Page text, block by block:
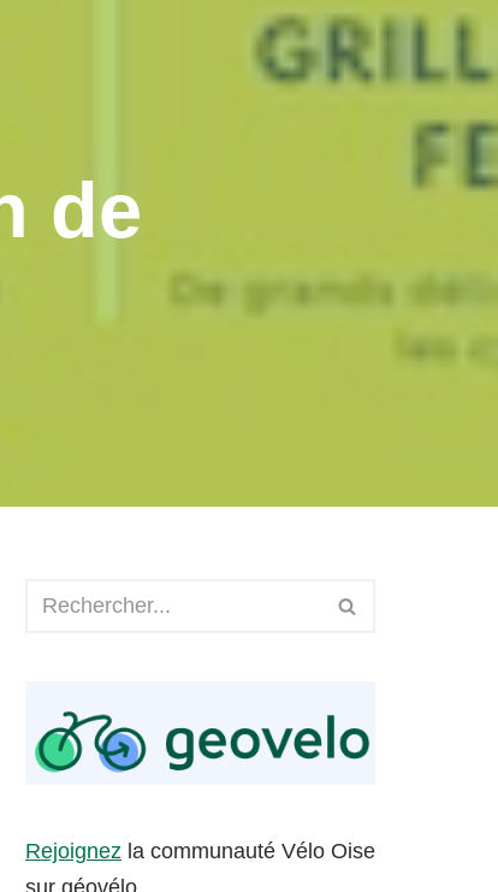
de
Rejoignez la communauté Vélo Oise